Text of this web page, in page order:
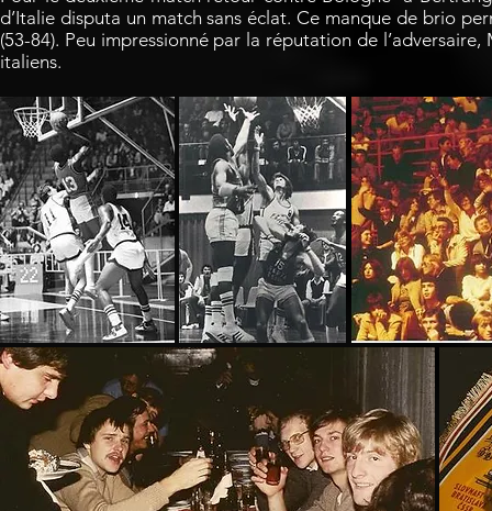
d’Italie disputa un match sans éclat. Ce manque de brio
(53-84). Peu impressionné par la réputation de
italiens.